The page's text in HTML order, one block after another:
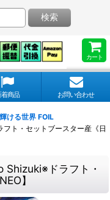
カート
検索
商品 お問い合わせ
ける世界 FOIL
ト・セットブースター産《日
Shizuki※ドラフト・
】